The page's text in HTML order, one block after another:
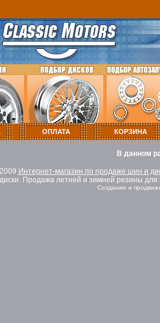
ОПЛАТА КОРЗИНА
В данном
Интернет-магазин по продаже шин и
диски. Продажа летней и зимней резины
Создание и